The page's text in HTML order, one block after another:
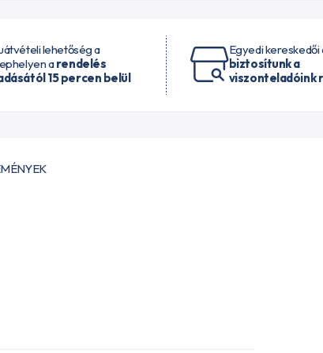
lehetőség a
arendelés
15 percen belül
Egyedi kereskedői
biztosítunk a
viszonteladóink